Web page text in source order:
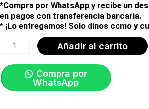
*Compra por WhatsApp y recibe un
en pagos con transferencia bancaria.
* ¡Lo entregamos! Solo dinos como y
Calas
Ruta
SH-
Añadir al carrito
Compra por
WhatsApp